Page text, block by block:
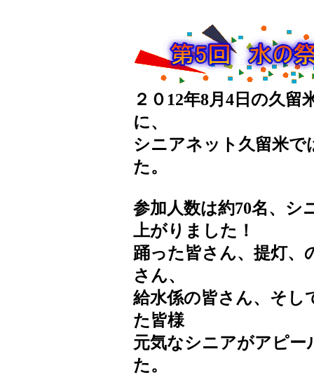
２０12年8月4日の久
に、
シニアネット久留米で
た。
参加人数は約70名、シ
上がりました！
踊った皆さん、提灯、
さん、
給水係の皆さん、そし
た皆様
元気なシニアがアピー
た。